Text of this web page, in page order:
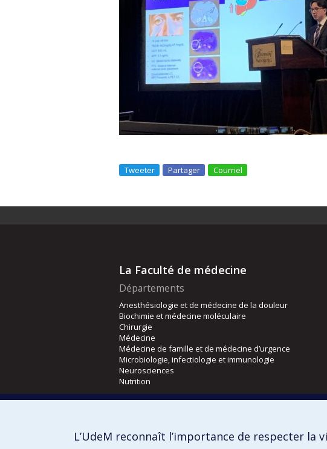
Tweeter Partager Courriel
La Faculté de médecine
Départements
Anesthésiologie et de médecine de la douleur
Biochimie et médecine moléculaire
Chirurgie
Médecine
Médecine de famille et de médecine d’urgence
Microbiologie, infectiologie et immunologie
Neurosciences
Nutrition
Orthophonie et audiologie
L’UdeM reconnaît l’importance de respecter la